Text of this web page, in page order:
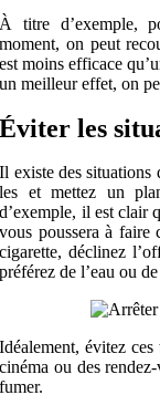
À titre d’exemple,
moment, on peut
est moins efficace
un meilleur effet, on
Éviter les
Il existe des situations
les et mettez un
d’exemple, il est clair
vous poussera à faire
cigarette, déclinez
préférez de l’eau ou
Idéalement, évitez
cinéma ou des
fumer.